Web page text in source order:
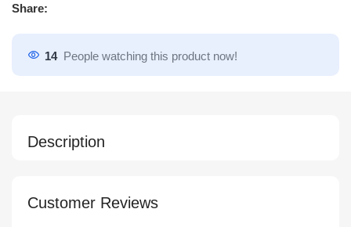
Share:
14 People watching this product now!
Description
Customer Reviews